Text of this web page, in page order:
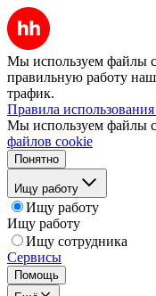
Мы используем файлы
правильную работу
трафик.
Правила
Мы используем файлы
файлов cookie
Понятно
Ищу работу
Ищу работу
Ищу работу
Ищу сотрудника
Сервисы
Помощь